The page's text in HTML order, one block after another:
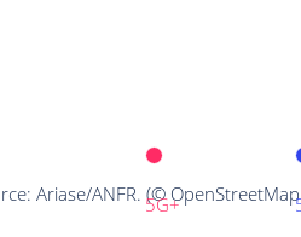
5G+
Ariase/ANFR. (© OpenStreetMap